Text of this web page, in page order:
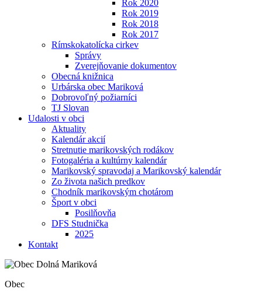
Rok 2020
Rok 2019
Rok 2018
Rok 2017
Rímskokatolícka cirkev
Správy
Zverejňovanie dokumentov
Obecná knižnica
Urbárska obec Mariková
Dobrovoľný požiarníci
TJ Slovan
Udalosti v obci
Aktuality
Kalendár akcií
Stretnutie marikovských rodákov
Fotogaléria a kultúrny kalendár
Marikovský spravodaj a Marikovský kalendár
Zo života našich predkov
Chodník marikovským chotárom
Šport v obci
Posilňovňa
DFS Studnička
2025
Kontakt
Obec